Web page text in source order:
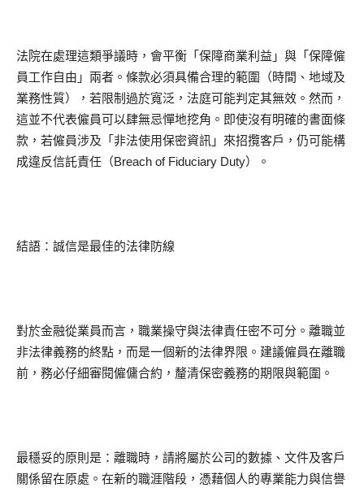
法院在處理這類爭議時，會平衡「保障商業利益」與「保障僱
員工作自由」兩者。條款必須具備合理的範圍（時間、地域及
業務性質），若限制過於寬泛，法庭可能判定其無效。然而，
這並不代表僱員可以肆無忌憚地挖角。即使沒有明確的書面條
款，若僱員涉及「非法使用保密資訊」來招攬客戶，仍可能構
成違反信託責任（Breach of Fiduciary Duty）。
結語：誠信是最佳的法律防線
對於金融從業員而言，職業操守與法律責任密不可分。離職並
非法律義務的終點，而是一個新的法律界限。建議僱員在離職
前，務必仔細審閱僱傭合約，釐清保密義務的期限與範圍。
最穩妥的原則是：離職時，請將屬於公司的數據、文件及客戶
關係留在原處。在新的職涯階段，憑藉個人的專業能力與信譽